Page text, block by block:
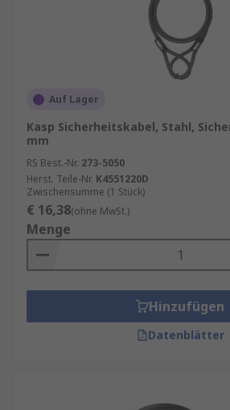
Auf Lager
Kasp Sicherheitskabel, Stahl,
mm
RS Best.-Nr. 273-5050
Herst. Teile-Nr. K4551220D
Zwischensumme (1 Stück)
€ 16,38(ohne MwSt.)
Menge
Hinzufügen
Datenblätter